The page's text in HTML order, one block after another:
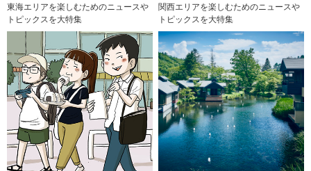
東海エリアを楽しむためのニュースや
トピックスを大特集
関西エリアを楽しむためのニュースや
トピックスを大特集